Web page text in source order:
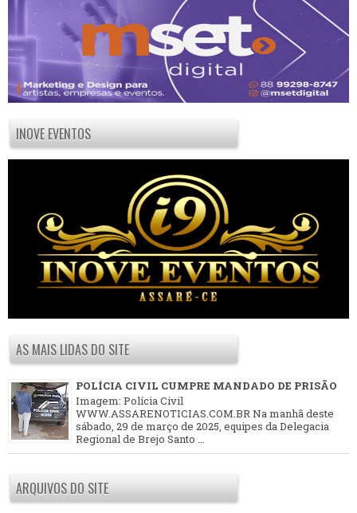
INOVE EVENTOS
AS MAIS LIDAS DO SITE
POLÍCIA CIVIL CUMPRE MANDADO DE PRISÃO
Imagem: Polícia Civil
WWW.ASSARENOTICIAS.COM.BR Na manhã deste
sábado, 29 de março de 2025, equipes da Delegacia
Regional de Brejo Santo ...
ARQUIVOS DO SITE